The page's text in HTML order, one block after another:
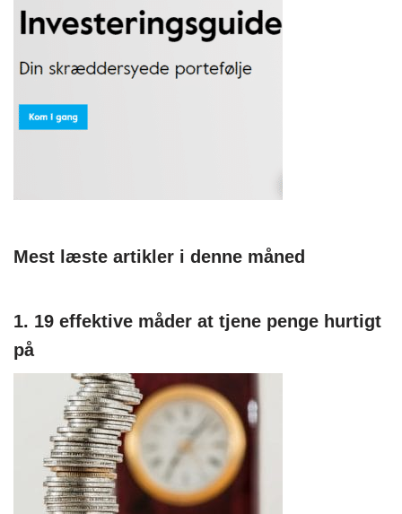
Mest læste artikler i denne måned
1. 19 effektive måder at tjene penge hurtigt
på